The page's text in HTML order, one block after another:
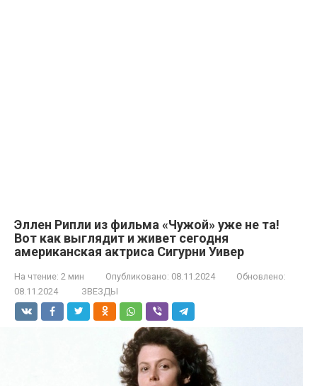
Эллен Рипли из фильма «Чужой» уже не та!
Вот как выглядит и живет сегодня
американская актриса Сигурни Уивер
На чтение: 2 мин Опубликовано: 08.11.2024
Обновлено:
08.11.2024
ЗВЕЗДЫ